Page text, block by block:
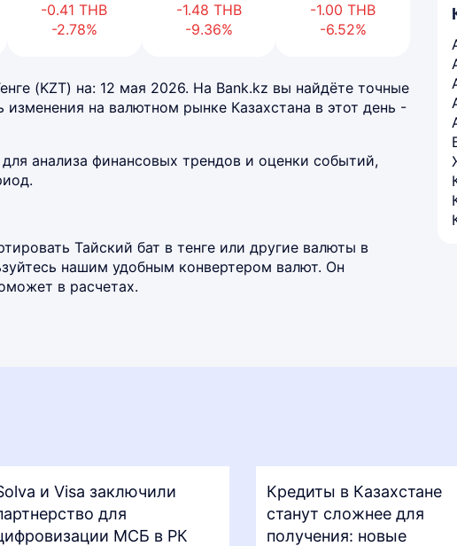
-0.41THB
-2.78%
-1.48 THB
-9.36%
-1.00THB
-6.52%
(KZT) на: 12 мая 2026. На Bank.kz вы найдёте точные
на валютном рынке Казахстана в этот день -
анализа финансовых трендов и оценки событий,
Тайский бат в тенге или другие валюты в
нашим удобным конвертером валют. Он
в расчетах.
и Visa заключили
для
МСБ в РК
Кредиты в Казахстане
станут сложнее для
получения: новые